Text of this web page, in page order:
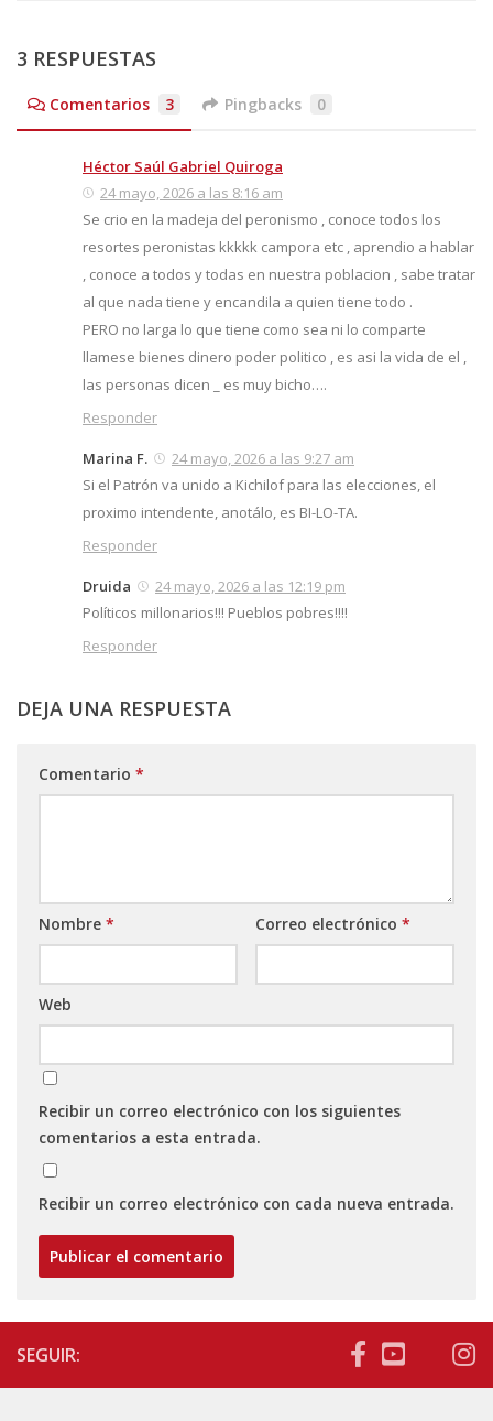
3 RESPUESTAS
Comentarios 3 Pingbacks 0
Héctor Saúl Gabriel Quiroga
24 mayo, 2026 a las 8:16 am
Se crio en la madeja del peronismo , conoce todos los
resortes peronistas kkkkk campora etc , aprendio a hablar
, conoce a todos y todas en nuestra poblacion , sabe tratar
al que nada tiene y encandila a quien tiene todo .
PERO no larga lo que tiene como sea ni lo comparte
llamese bienes dinero poder politico , es asi la vida de el ,
las personas dicen _ es muy bicho….
Responder
Marina F.
24 mayo, 2026 a las 9:27 am
Si el Patrón va unido a Kichilof para las elecciones, el
proximo intendente, anotálo, es BI-LO-TA.
Responder
Druida
24 mayo, 2026 a las 12:19 pm
Políticos millonarios!!! Pueblos pobres!!!!
Responder
DEJA UNA RESPUESTA
Comentario *
Nombre * Correo electrónico *
Web
Recibir un correo electrónico con los siguientes
comentarios a esta entrada.
Recibir un correo electrónico con cada nueva entrada.
SEGUIR: